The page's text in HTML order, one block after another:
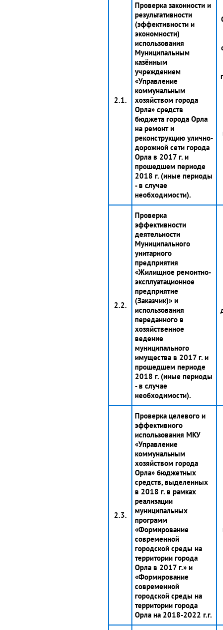
2.1.
Проверка законности и
результативности
(эффективности и
экономности)
использования
Муниципальным
казённым
учреждением
«Управление
коммунальным
хозяйством города
Орла» средств
бюджета города Орла
на ремонт и
реконструкцию улично-
дорожной сети города
Орла в 2017 г. и
прошедшем периоде
2018 г. (иные периоды
- в случае
необходимости).
2.2.
Проверка
эффективности
деятельности
Муниципального
унитарного
предприятия
«Жилищное ремонтно-
эксплуатационное
предприятие
(Заказчик)» и
использования
переданного в
хозяйственное
ведение
муниципального
имущества в 2017 г. и
прошедшем периоде
2018 г. (иные периоды
- в случае
необходимости).
2.3.
Проверка целевого и
эффективного
использования МКУ
«Управление
коммунальным
хозяйством города
Орла» бюджетных
средств, выделенных
в 2018 г. в рамках
реализации
муниципальных
программ
«Формирование
современной
городской среды на
территории города
Орла в 2017 г.» и
«Формирование
современной
городской среды на
территории города
Орла на 2018-2022 г.г.